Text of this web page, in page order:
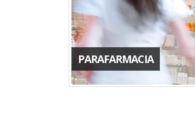
PARAFARMACIA